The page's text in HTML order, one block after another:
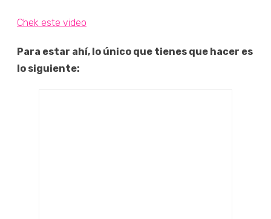
Chek este video
Para estar ahí, lo único que tienes que hacer es
lo siguiente: